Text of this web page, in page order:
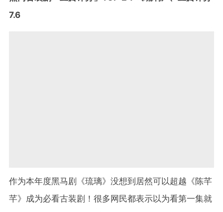
7.6
作为本年度黑马剧《琉璃》没想到居然可以超越《陈芊
芊》成为必看古装剧！很多网民都表示以为看第一集就